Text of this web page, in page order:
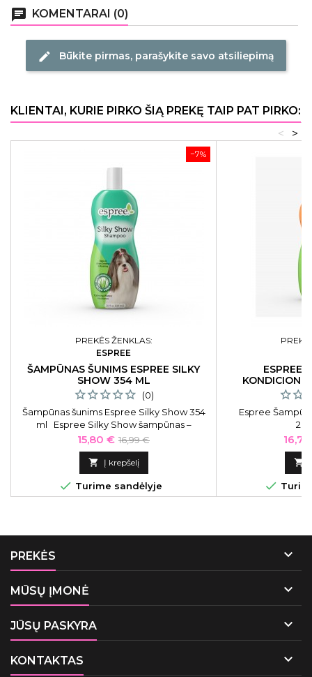
chat KOMENTARAI (0)
edit Būkite pirmas, parašykite savo atsiliepimą
KLIENTAI, KURIE PIRKO ŠIĄ PREKĘ TAIP PAT PIRKO:
>
<
−7%
PREKĖS ŽENKLAS:
ESPREE
ŠAMPŪNAS ŠUNIMS ESPREE SILKY
SHOW 354 ML
(0)
Šampūnas šunims Espree Silky Show 354
ml Espree Silky Show šampūnas –
sudėtyje turi natūralių šilko proteinų ir
dygmenų aliejaus, kuris: išvalo, maitina ir
drėkina sausą bei pažeistą kailį.
Kaina
15,80 € Bazinė
kaina
16,99 €
 Į krepšelį
 Turime sandėlyje
ESPREE
Espree
Kaina


PREKĖS 
MŪSŲ ĮMONĖ 
JŪSŲ PASKYRA 
KONTAKTAS 